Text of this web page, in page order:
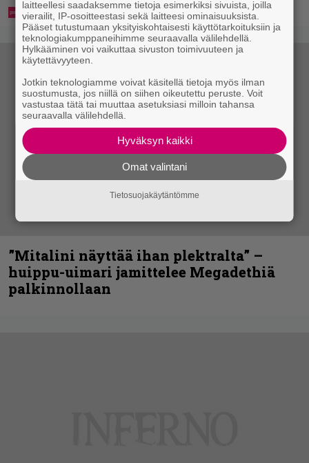
”Mitalini näyttää ihan plektralta” –
huippu-uimari jamittelee Megadethiä
palkinnollaan
laitteellesi saadaksemme tietoja esimerkiksi sivuista, joilla
vierailit, IP-osoitteestasi sekä laitteesi ominaisuuksista.
Pääset tutustumaan yksityiskohtaisesti käyttötarkoituksiin ja
teknologiakumppaneihimme seuraavalla välilehdellä.
Hylkääminen voi vaikuttaa sivuston toimivuuteen ja
käytettävyyteen.
Jotkin teknologiamme voivat käsitellä tietoja myös ilman
suostumusta, jos niillä on siihen oikeutettu peruste. Voit
vastustaa tätä tai muuttaa asetuksiasi milloin tahansa
seuraavalla välilehdellä.
Hyväksyn kaikki
Omat valintani
Tietosuojakäytäntömme